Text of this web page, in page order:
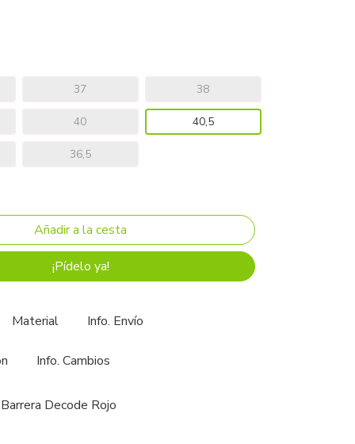
37 38
40 40,5
36,5
¡Pídelo ya!
Material Info. Envío
Info. Cambios
Decode Rojo